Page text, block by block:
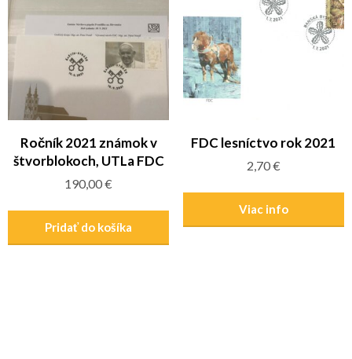
Ročník 2021 známok v
štvorblokoch, UTLa FDC
190,00€
Pridať do košíka
FDC lesníctvo rok 2021
2,70€
Viac info